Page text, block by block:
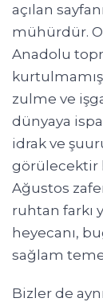
açılan
mühürdür. O
Anadolu
zulme ve
dünyaya
idrak ve
görülecektir
Ağustos
ruhtan farkı
heyecanı,
sağlam
Bizler de